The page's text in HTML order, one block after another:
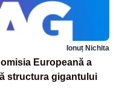
Ionuț Nichita
Europeană a
structura gigantului